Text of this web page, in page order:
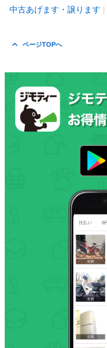
中古あげます・譲ります
ページTOPへ